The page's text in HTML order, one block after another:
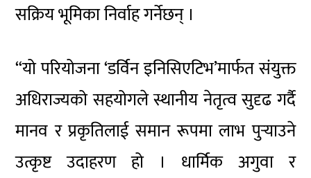
सक्रिय भूमिका निर्वाह गर्नेछन् ।
“यो परियोजना ‘डर्विन इनिसिएटिभ’मार्फत संयुक्त
अधिराज्यको सहयोगले स्थानीय नेतृत्व सुदृढ गर्दै
मानव र प्रकृतिलाई समान रूपमा लाभ पुर्‍याउने
उत्कृष्ट उदाहरण हो । धार्मिक अगुवा र